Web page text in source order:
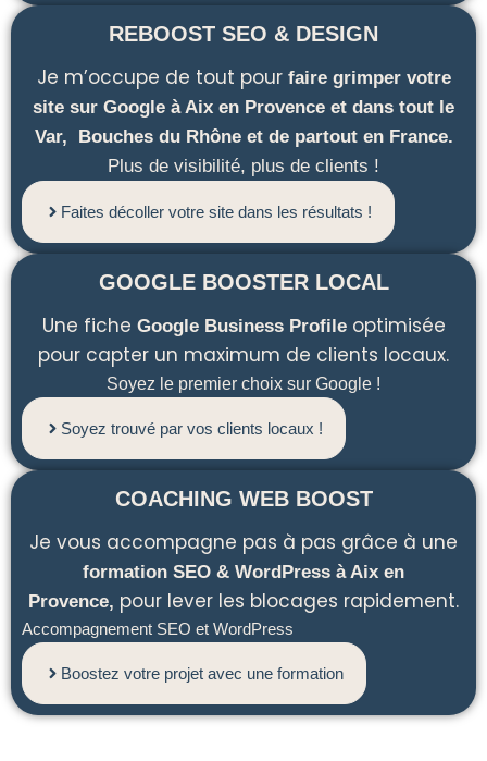
REBOOST SEO & DESIGN
Je m’occupe de tout pour faire grimper votre
site sur Google à Aix en Provence et dans tout le
Var, Bouches du Rhône et de partout en France.
Plus de visibilité, plus de clients !
Faites décoller votre site dans les résultats !
GOOGLE BOOSTER LOCAL
Une fiche Google Business Profileoptimisée
pour capter un maximum de clients locaux.
Soyez le premier choix sur Google !
Soyez trouvé par vos clients locaux !
COACHING WEB BOOST
Je vous accompagne pas à pas grâce à une
formation SEO & WordPress à Aix en
Provence, pour lever les blocages rapidement.
Accompagnement SEO et WordPress
Boostez votre projet avec une formation